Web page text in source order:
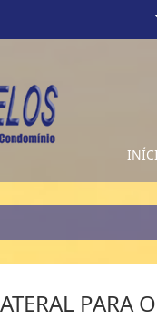
PARA